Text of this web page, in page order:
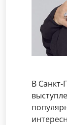
В Санкт-